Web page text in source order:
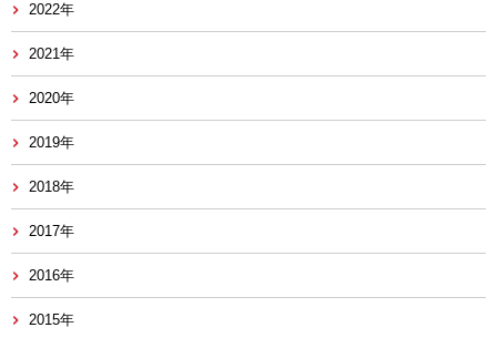
2022年
2021年
2020年
2019年
2018年
2017年
2016年
2015年